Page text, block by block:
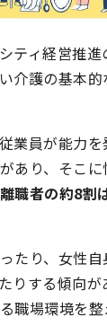
ティ経営推
介護の基本
業員が能力
あり、そこ
職者の約8割
たり、女性
りする傾向が
職場環境を